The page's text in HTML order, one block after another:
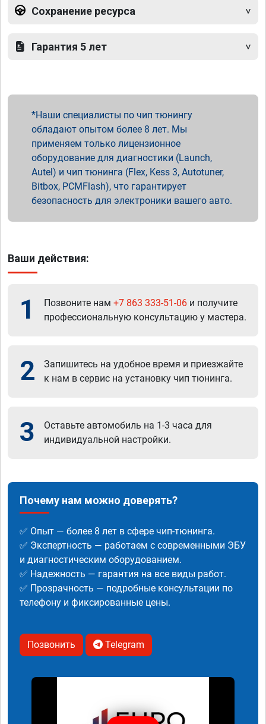
Сохранение ресурса
Гарантия 5 лет
Наши специалисты по чип тюнингу
обладают опытом более 8 лет. Мы
применяем только лицензионное
оборудование для диагностики (Launch,
Autel) и чип тюнинга (Flex, Kess 3, Autotuner,
Bitbox, PCMFlash), что гарантирует
безопасность для электроники вашего авто.
Ваши действия:
1 Позвоните нам +7 863 333-51-06 и получите
профессиональную консультацию у мастера.
2
Запишитесь на удобное время и приезжайте
к нам в сервис на установку чип тюнинга.
3
Оставьте автомобиль на 1-3 часа для
индивидуальной настройки.
Почему нам можно доверять?
✅ Опыт — более 8 лет в сфере чип-тюнинга.
✅ Экспертность — работаем с современными ЭБУ
и диагностическим оборудованием.
✅ Надежность — гарантия на все виды работ.
✅ Прозрачность — подробные консультации по
телефону и фиксированные цены.
Позвонить Telegram